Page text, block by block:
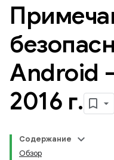
Android
2016 г.
Содержание
Обзор